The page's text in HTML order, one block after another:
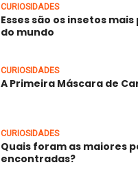
CURIOSIDADES
Esses são os insetos
do mundo
CURIOSIDADES
A Primeira Máscara de
CURIOSIDADES
Quais foram as maiores
encontradas?